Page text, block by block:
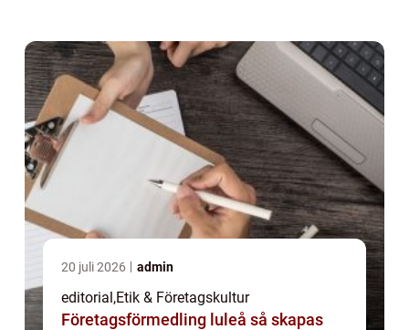
20 juli 2026 admin
editorial,Etik & Företagskultur
Företagsförmedling luleå så skapas